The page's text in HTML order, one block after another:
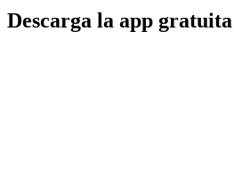
Descarga la app